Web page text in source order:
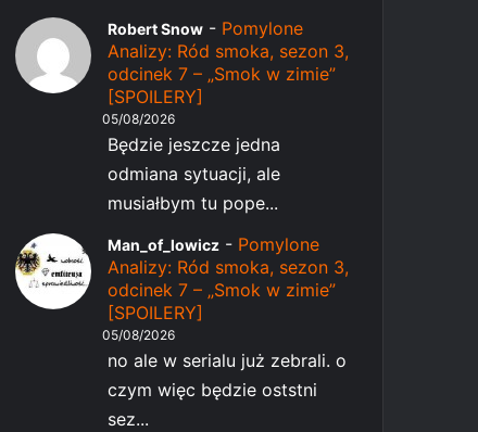
Robert Snow - Pomylone
Analizy: Ród smoka, sezon 3,
odcinek 7 – „Smok w zimie”
[SPOILERY]
05/08/2026
Będzie jeszcze jedna
odmiana sytuacji, ale
musiałbym tu pope...
Man_of_lowicz - Pomylone
Analizy: Ród smoka, sezon 3,
odcinek 7 – „Smok w zimie”
[SPOILERY]
05/08/2026
no ale w serialu już zebrali. o
czym więc będzie oststni
sez...